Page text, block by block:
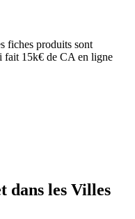
fiches produits sont
fait 15k€ de CA en ligne
dans les Villes